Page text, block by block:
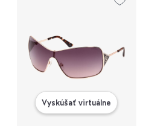
Vyskúšať virtuálne